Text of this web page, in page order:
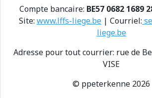
Compte bancaire: BE57 0682 1689
Site: www.lffs-liege.be | Courriel:
liege.be
Adresse pour tout courrier: rue de
VISE
© ppeterkenne 2026